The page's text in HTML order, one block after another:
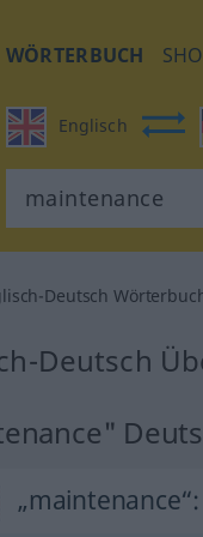
WÖRTERBUCH
Englisch
Deutsch
Deutsch
„maintenance“